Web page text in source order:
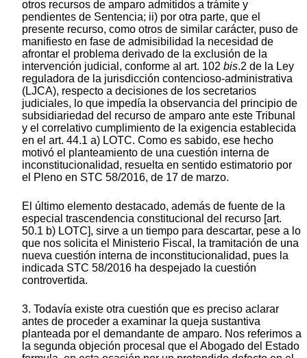
otros recursos de amparo admitidos a trámite y
pendientes de Sentencia; ii) por otra parte, que el
presente recurso, como otros de similar carácter, puso de
manifiesto en fase de admisibilidad la necesidad de
afrontar el problema derivado de la exclusión de la
intervención judicial, conforme al art. 102 bis.2 de la Ley
reguladora de la jurisdicción contencioso-administrativa
(LJCA), respecto a decisiones de los secretarios
judiciales, lo que impedía la observancia del principio de
subsidiariedad del recurso de amparo ante este Tribunal
y el correlativo cumplimiento de la exigencia establecida
en el art. 44.1 a) LOTC. Como es sabido, ese hecho
motivó el planteamiento de una cuestión interna de
inconstitucionalidad, resuelta en sentido estimatorio por
el Pleno en STC 58/2016, de 17 de marzo.
El último elemento destacado, además de fuente de la
especial trascendencia constitucional del recurso [art.
50.1 b) LOTC], sirve a un tiempo para descartar, pese a lo
que nos solicita el Ministerio Fiscal, la tramitación de una
nueva cuestión interna de inconstitucionalidad, pues la
indicada STC 58/2016 ha despejado la cuestión
controvertida.
3. Todavía existe otra cuestión que es preciso aclarar
antes de proceder a examinar la queja sustantiva
planteada por el demandante de amparo. Nos referimos a
la segunda objeción procesal que el Abogado del Estado